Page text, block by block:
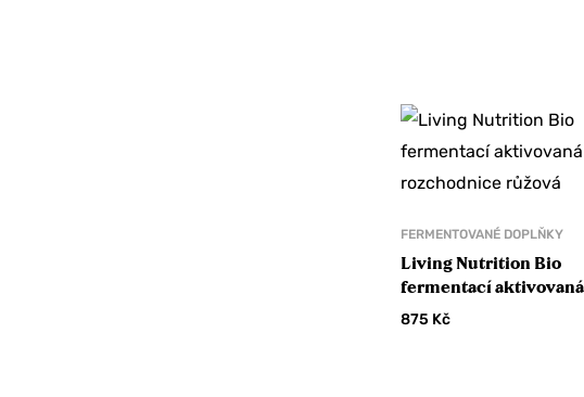
FERMENTOVANÉ DOPLŇKY
Living Nutrition Bio
fermentací aktivovaná
rozchodnice růžová
875 Kč